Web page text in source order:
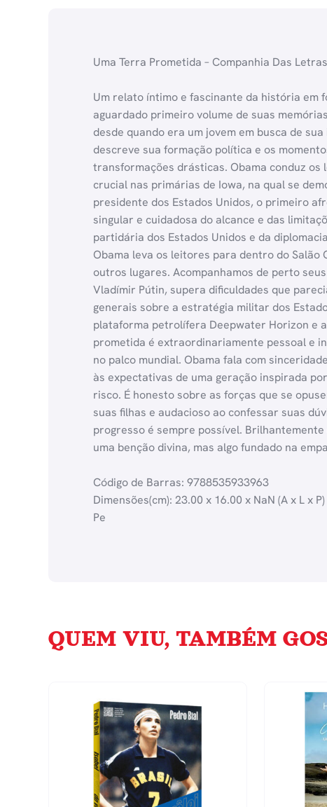
Uma Terra Prometida – Companhia Das Letras
Um relato íntimo e fascinante da história em
aguardado primeiro volume de suas
desde quando era um jovem em busca de
descreve sua formação política e os
transformações drásticas. Obama conduz
crucial nas primárias de Iowa, na qual se
presidente dos Estados Unidos, o primeiro
singular e cuidadosa do alcance e das
partidária dos Estados Unidos e da
Obama leva os leitores para dentro do Salão
outros lugares. Acompanhamos de perto
Vladímir Pútin, supera dificuldades que
generais sobre a estratégia militar dos
plataforma petrolífera Deepwater Horizon e
prometida é extraordinariamente pessoal e
no palco mundial. Obama fala com
às expectativas de uma geração inspirada
risco. É honesto sobre as forças que se
suas filhas e audacioso ao confessar suas
progresso é sempre possível.
uma benção divina, mas algo fundado na
Código de Barras: 9788535933963
Dimensões(cm): 23.00 x 16.00 x NaN (A x L x P)
Pe
QUEM VIU, TAMBÉM